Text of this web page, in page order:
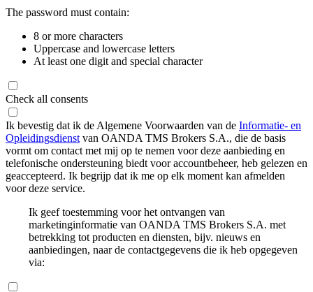
The password must contain:
8 or more characters
Uppercase and lowercase letters
At least one digit and special character
Check all consents
Ik bevestig dat ik de Algemene Voorwaarden van de Informatie- en
Opleidingsdienst van OANDA TMS Brokers S.A., die de basis
vormt om contact met mij op te nemen voor deze aanbieding en
telefonische ondersteuning biedt voor accountbeheer, heb gelezen en
geaccepteerd. Ik begrijp dat ik me op elk moment kan afmelden
voor deze service.
Ik geef toestemming voor het ontvangen van
marketinginformatie van OANDA TMS Brokers S.A. met
betrekking tot producten en diensten, bijv. nieuws en
aanbiedingen, naar de contactgegevens die ik heb opgegeven
via: